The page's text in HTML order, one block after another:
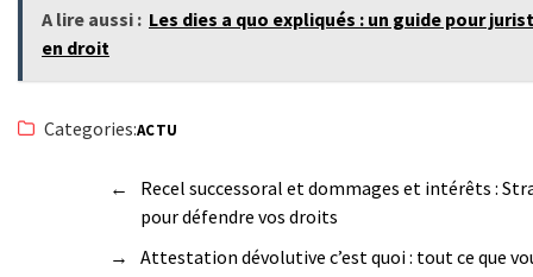
A lire aussi : Les dies a quo expliqués : un guide pour
en droit
Categories:ACTU
←
Recel successoral et dommages et intérêts :
pour défendre vos droits
→
Attestation dévolutive c’est quoi : tout ce que